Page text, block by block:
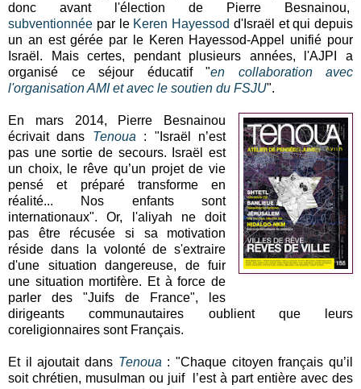
donc avant l'élection de Pierre Besnainou,
subventionnée par le Keren Hayessod d'Israël et qui depuis
un an est gérée par le Keren Hayessod-Appel unifié pour
Israël. Mais certes, pendant plusieurs années, l'AJPI a
organisé ce séjour éducatif "en collaboration avec
l'organisation AMI et avec le soutien du FSJU".
En mars 2014, Pierre Besnainou
écrivait dans Tenoua : "Israël n’est
pas une sortie de secours. Israël est
un choix, le rêve qu’un projet de vie
pensé et préparé transforme en
réalité... Nos enfants sont
internationaux". Or, l'aliyah ne doit
pas être récusée si sa motivation
réside dans la volonté de s'extraire
d'une situation dangereuse, de fuir
une situation mortifère. Et à force de
parler des "Juifs de France", les
dirigeants communautaires oublient que leurs
coreligionnaires sont Français.
Et il ajoutait dans Tenoua : "Chaque citoyen français qu’il
soit chrétien, musulman ou juif l’est à part entière avec des